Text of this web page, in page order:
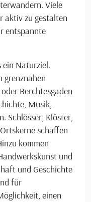
Viele
aktiv zu gestalten
entspannte
ein Naturziel.
grenznahen
Berchtesgaden
Musik,
Schlösser, Klöster,
schaffen
kommen
und
und Geschichte
für
einen